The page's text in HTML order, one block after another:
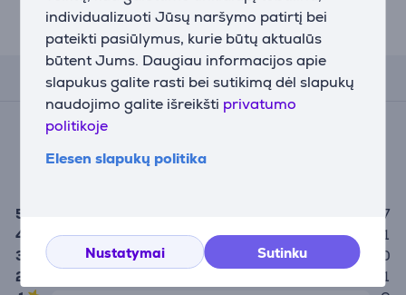
individualizuoti Jūsų naršymo patirtį bei
pateikti pasiūlymus, kurie būtų aktualūs
būtent Jums. Daugiau informacijos apie
slapukus galite rasti bei sutikimą dėl slapukų
naudojimo galite išreikšti privatumo
politikoje
Elesen slapukų politika
Nustatymai Sutinku
Atsiliepimai
5
7
4
1
3
0
2
1